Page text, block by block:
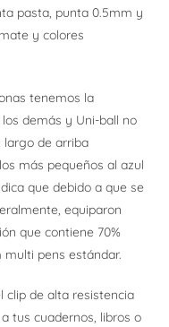
pasta, punta 0.5mm y
y colores
tenemos la
demás y Uni-ball no
largo de arriba
más pequeños al azul
que debido a que se
equiparon
que contiene 70%
pens estándar.
clip de alta resistencia
tus cuadernos, libros o